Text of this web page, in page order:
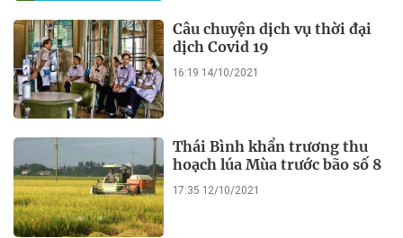
Câu chuyện dịch vụ thời đại
dịch Covid 19
16:19 14/10/2021
Thái Bình khẩn trương thu
hoạch lúa Mùa trước bão số 8
17:35 12/10/2021